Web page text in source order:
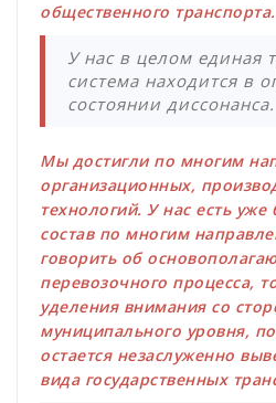
общественного транспорта.
У нас в целом единая
система находится в
состоянии диссонанса.
Мы достигли по многим
организационных,
технологий. У нас есть
состав по многим
говорить об
перевозочного процесса,
уделения внимания со
муниципального уровня,
остается незаслуженно
вида государственных